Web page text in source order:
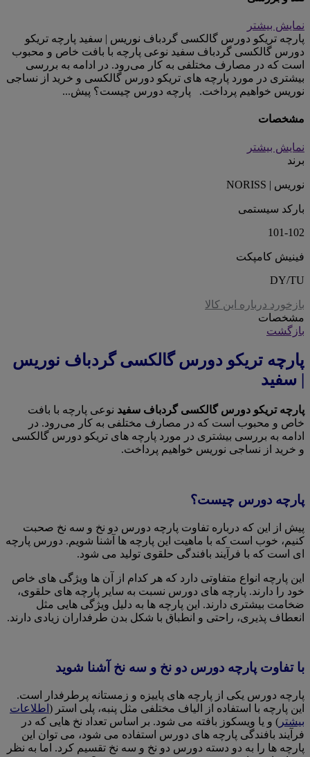
نمایش بیشتر
پارچه تریکو دورس گالکسی گردباف نوریس | سفید پارچه تریکو
دورس گالکسی گردباف سفید نوعی پارچه با بافت خاص و محبوب
است که در مصارف مختلفی به کار می‌رود. در ادامه به بررسی
بیشتری در مورد پارچه های تریکو دورس گالکسی و خرید از نساجی
نوریس خواهیم پرداخت. پارچه دورس چیست؟ پیش...
مشخصات
نمایش بیشتر
برند
نوریس | NORISS
بارکد سیستمی
101-102
فینیش کامپکت
DY/TU
بازخورد درباره این کالا
مشخصات
بازگشت
پارچه تریکو دورس گالکسی گردباف نوریس
| سفید
پارچه تریکو دورس گالکسی گردباف سفید نوعی پارچه با بافت
خاص و محبوب است که در مصارف مختلفی به کار می‌رود. در
ادامه به بررسی بیشتری در مورد پارچه های تریکو دورس گالکسی
و خرید از نساجی نوریس خواهیم پرداخت.
پارچه دورس چیست؟
پیش از این که درباره تفاوت پارچه دورس دو نخ و سه نخ صحبت
کنیم، خوب است که با ماهیت این پارچه ها آشنا شویم. دورس پارچه
ای است که با فرآیند بافندگی حلقوی تولید می شود.
این پارچه انواع متفاوتی دارد که هر کدام از آن ها ویژگی های خاص
خود را دارند. پارچه های دورس نسبت به سایر پارچه های حلقوی،
ضخامت بیشتری دارند. این پارچه ها به دلیل ویژگی هایی مثل
انعطاف پذیری، راحتی و انطباق با شکل بدن طرفداران زیادی دارند.
با تفاوت پارچه دورس دو نخ و سه نخ آشنا شوید
پارچه دورس یکی از پارچه های پاییزه و زمستانه پرطرفدار است.
این پارچه با استفاده از الیاف مختلفی مثل پنبه، پلی استر ( اطلاعات
بیشتر ) و یا ویسکوز بافته می شود. بر اساس تعداد نخ هایی که در
فرآیند بافندگی پارچه های دورس استفاده می شود، می توان این
پارچه ها را به دو دسته دورس دو نخ و سه نخ تقسیم کرد. اما به نظر